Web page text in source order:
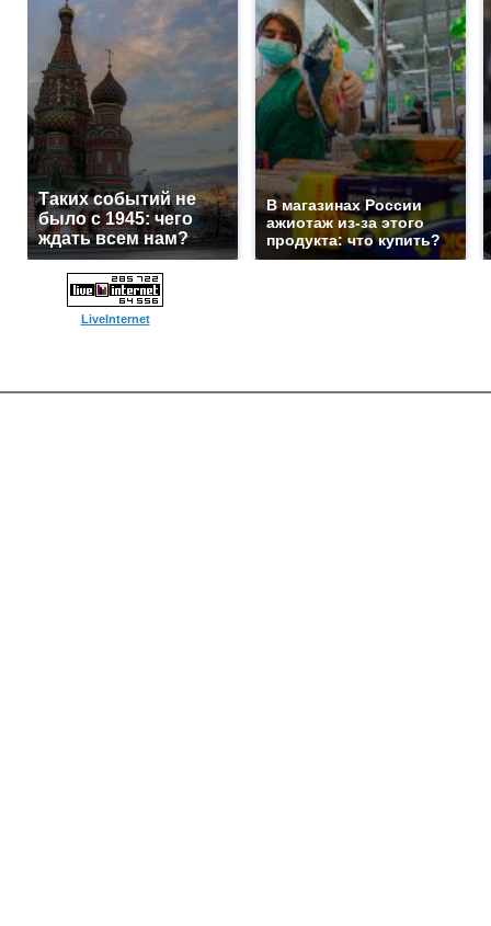
Таких событий не
было с 1945: чего
ждать всем нам?
В магазинах России
ажиотаж из-за этого
продукта: что купить?
LiveInternet